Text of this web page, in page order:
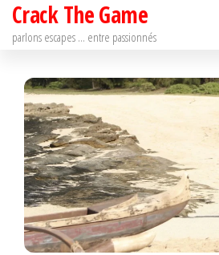
Passer
Crack The Game
parlons escapes … entre passionnés